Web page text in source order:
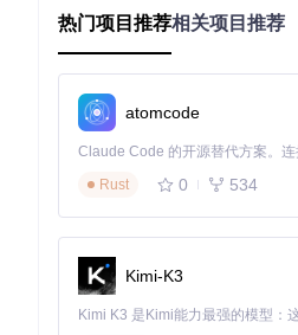
![macOS工具权限设置](https://
Full Disk
第三步：启动与基础设置
首次启动后完成初始配置：
选择默认下载目录（建议剩余
功能优势深度解析
热门项目推荐相关项目推荐
atomcode
Rust
0 534
Kimi-K3